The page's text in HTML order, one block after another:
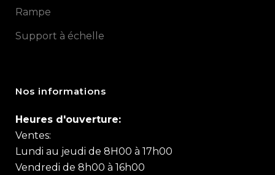
Rampe
Support à échelle
Nos informations
Heures d'ouverture:
Ventes:
Lundi au jeudi de 8H00 à 17h00
Vendredi de 8h00 à 16h00